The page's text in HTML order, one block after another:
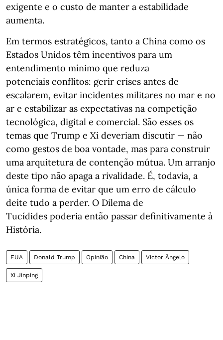
exigente e o custo de manter a estabilidade
aumenta.
Em termos estratégicos, tanto a China como os
Estados Unidos têm incentivos para um
entendimento mínimo que reduza
potenciais conflitos: gerir crises antes de
escalarem, evitar incidentes militares no mar e no
ar e estabilizar as expectativas na competição
tecnológica, digital e comercial. São esses os
temas que Trump e Xi deveriam discutir — não
como gestos de boa vontade, mas para construir
uma arquitetura de contenção mútua. Um arranjo
deste tipo não apaga a rivalidade. É, todavia, a
única forma de evitar que um erro de cálculo
deite tudo a perder. O Dilema de
Tucídides poderia então passar definitivamente à
História.
EUA Donald Trump Opinião China Victor Ângelo
Xi Jinping